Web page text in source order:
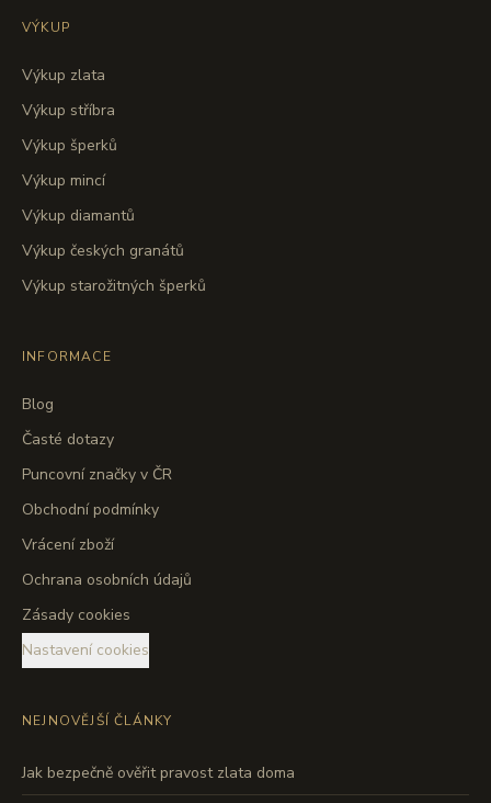
VÝKUP
Výkup zlata
Výkup stříbra
Výkup šperků
Výkup mincí
Výkup diamantů
Výkup českých granátů
Výkup starožitných šperků
INFORMACE
Blog
Časté dotazy
Puncovní značky v ČR
Obchodní podmínky
Vrácení zboží
Ochrana osobních údajů
Zásady cookies
Nastavení cookies
NEJNOVĚJŠÍ ČLÁNKY
Jak bezpečně ověřit pravost zlata doma